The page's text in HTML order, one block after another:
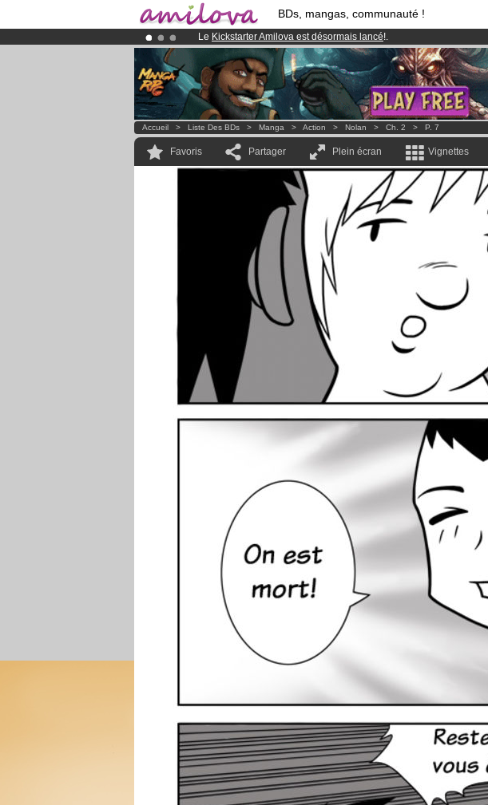
BDs, mangas, communauté !
Le Kickstarter Amilova est désormais lancé!.
Déjà 100000membreset 1000BDs & Mangas!
Abonnement premium: à partir de
3.95 eurospar mois !Clique ici
Accueil > Liste Des BDs > Manga > Action > Nolan > Ch. 2 > P. 7
Favoris Partager Plein écran Vignettes